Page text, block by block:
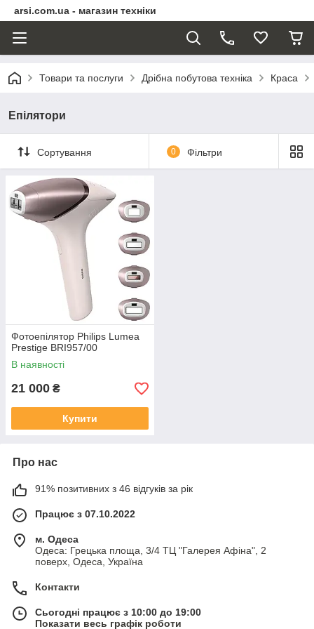
arsi.com.ua - магазин техніки
Товари та послуги Дрібна побутова техніка Краса
Епілятори
Сортування 0 Фільтри
Фотоепілятор Philips Lumea
Prestige BRI957/00
В наявності
21 000 ₴
Купити
Про нас
91% позитивних з 46 відгуків за рік
Працює з 07.10.2022
м. Одеса
Одеса: Грецька площа, 3/4 ТЦ "Галерея Афіна", 2
поверх, Одеса, Україна
Контакти
Сьогодні працює з 10:00 до 19:00
Показати весь графік роботи